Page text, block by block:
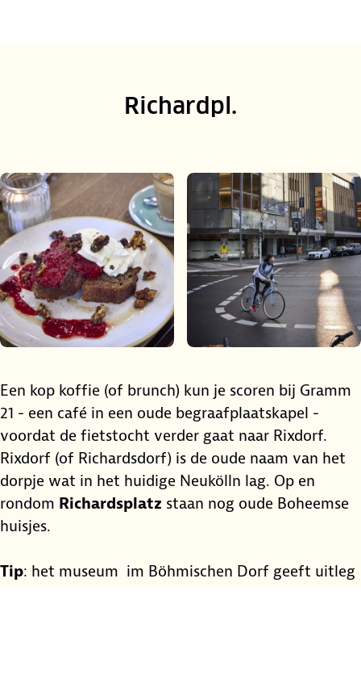
Richardpl.
Een kop koffie (of brunch) kun je scoren bij Gramm
21 - een café in een oude begraafplaatskapel -
voordat de fietstocht verder gaat naar Rixdorf.
Rixdorf (of Richardsdorf) is de oude naam van het
dorpje wat in het huidige Neukölln lag. Op en
rondom Richardsplatz staan nog oude Boheemse
huisjes.
Tip: het museum im Böhmischen Dorf geeft uitleg